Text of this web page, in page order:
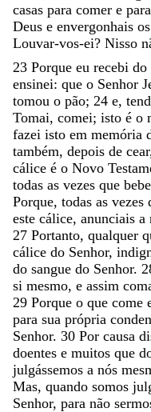
casas para comer e para
Deus e envergonhais os
Louvar-vos-ei? Nisso
23 Porque eu recebi do
ensinei: que o Senhor
tomou o pão; 24 e,
Tomai, comei; isto é o
fazei isto em memória
também, depois de cear,
cálice é o Novo
todas as vezes que
Porque, todas as vezes
este cálice, anunciais a
27 Portanto, qualquer
cálice do Senhor,
do sangue do Senhor.
si mesmo, e assim
29 Porque o que come
para sua própria
Senhor. 30 Por causa
doentes e muitos que
julgássemos a nós
Mas, quando somos
Senhor, para não